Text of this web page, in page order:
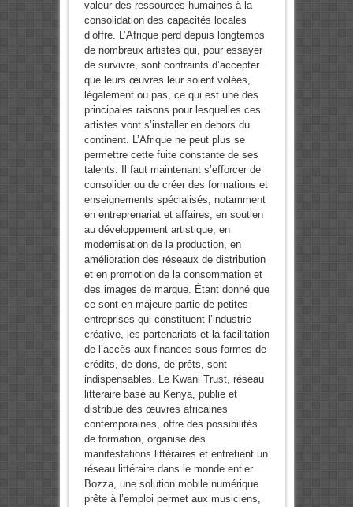
valeur des ressources humaines à la
consolidation des capacités locales
d’offre. L’Afrique perd depuis longtemps
de nombreux artistes qui, pour essayer
de survivre, sont contraints d’accepter
que leurs œuvres leur soient volées,
légalement ou pas, ce qui est une des
principales raisons pour lesquelles ces
artistes vont s’installer en dehors du
continent. L’Afrique ne peut plus se
permettre cette fuite constante de ses
talents. Il faut maintenant s’efforcer de
consolider ou de créer des formations et
enseignements spécialisés, notamment
en entreprenariat et affaires, en soutien
au développement artistique, en
modernisation de la production, en
amélioration des réseaux de distribution
et en promotion de la consommation et
des images de marque. Étant donné que
ce sont en majeure partie de petites
entreprises qui constituent l’industrie
créative, les partenariats et la facilitation
de l’accès aux finances sous formes de
crédits, de dons, de prêts, sont
indispensables. Le Kwani Trust, réseau
littéraire basé au Kenya, publie et
distribue des œuvres africaines
contemporaines, offre des possibilités
de formation, organise des
manifestations littéraires et entretient un
réseau littéraire dans le monde entier.
Bozza, une solution mobile numérique
prête à l’emploi permet aux musiciens,